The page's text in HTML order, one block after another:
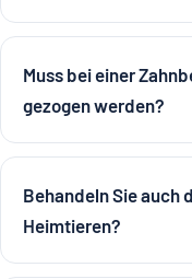
Muss bei einer
gezogen werden?
Behandeln Sie auch
Heimtieren?